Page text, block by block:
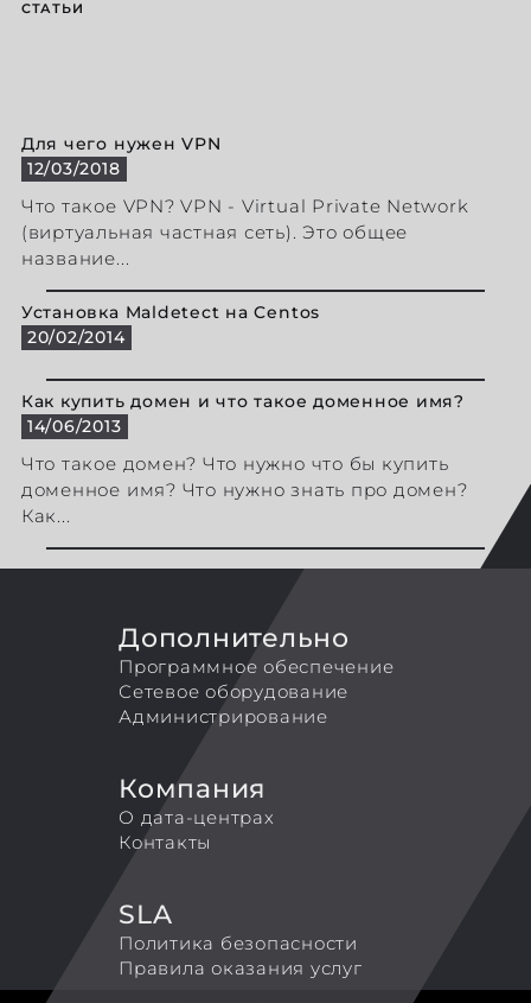
СТАТЬИ
Для чего нужен VPN
12/03/2018
Что такое VPN? VPN - Virtual Private Network
(виртуальная частная сеть). Это общее
название...
Установка Maldetect на Centos
20/02/2014
Как купить домен и что такое доменное имя?
14/06/2013
Что такое домен? Что нужно что бы купить
доменное имя? Что нужно знать про домен?
Как...
Дополнительно
Программное обеспечение
Сетевое оборудование
Администрирование
Компания
О дата-центрах
Контакты
SLA
Политика безопасности
Правила оказания услуг